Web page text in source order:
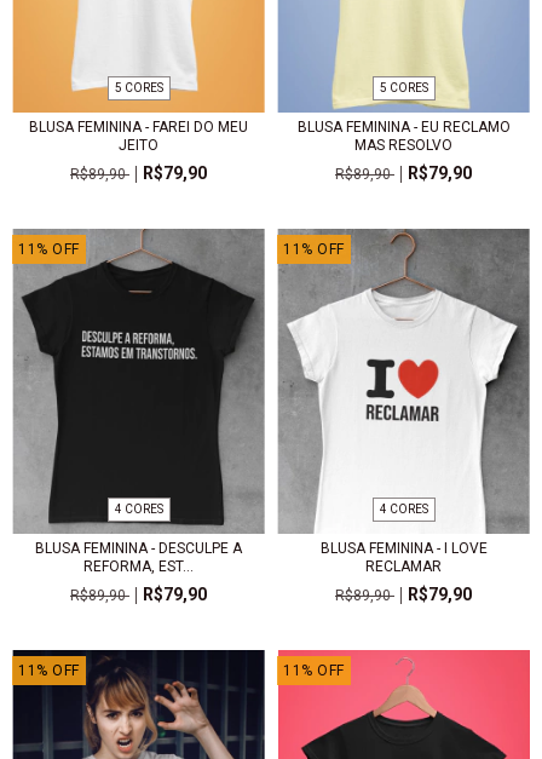
5 CORES
BLUSA FEMININA - FAREI DO MEU
JEITO
R$89,90
R$79,90
5 CORES
BLUSA FEMININA - EU RECLAMO
MAS RESOLVO
R$89,90
R$79,90
11 % OFF
4 CORES
BLUSA FEMININA - DESCULPE A
REFORMA, EST...
R$89,90
R$79,90
11 % OFF
4 CORES
BLUSA FEMININA - I LOVE
RECLAMAR
R$89,90
R$79,90
11 % OFF 11 % OFF